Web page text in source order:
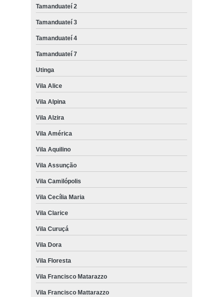
Tamanduateí 2
Tamanduateí 3
Tamanduateí 4
Tamanduateí 7
Utinga
Vila Alice
Vila Alpina
Vila Alzira
Vila América
Vila Aquilino
Vila Assunção
Vila Camilópolis
Vila Cecília Maria
Vila Clarice
Vila Curuçá
Vila Dora
Vila Floresta
Vila Francisco Matarazzo
Vila Francisco Mattarazzo